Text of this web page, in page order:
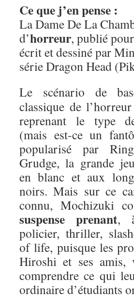
Ce que j’en pense :
La Dame De La
d’horreur, publié
écrit et dessiné par
série Dragon Head
Le scénario de
classique de
reprenant le type
(mais est-ce un
popularisé par
Grudge, la grande
en blanc et aux
noirs. Mais sur ce
connu, Mochizuki
suspense prenant,
policier, thriller,
of life, puisque les
Hiroshi et ses amis,
comprendre ce qui
ordinaire d’étudiants